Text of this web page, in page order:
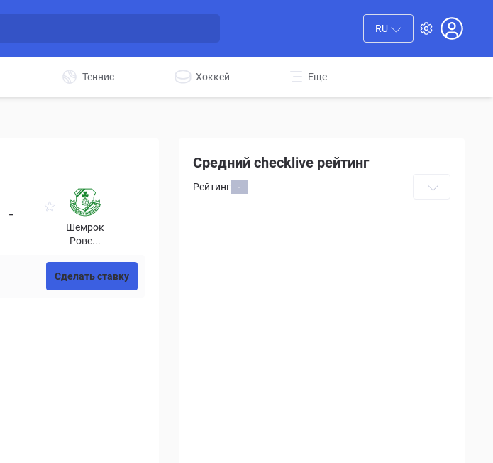
RU
Теннис Хоккей Еще
-
Шемрок
Рове...
Сделать ставку
Средний checklive рейтинг
Рейтинг -